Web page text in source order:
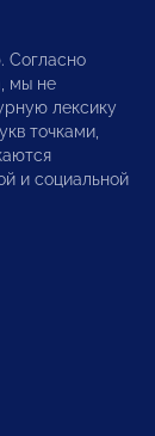
Согласно
мы не
лексику
точками,
и социальной